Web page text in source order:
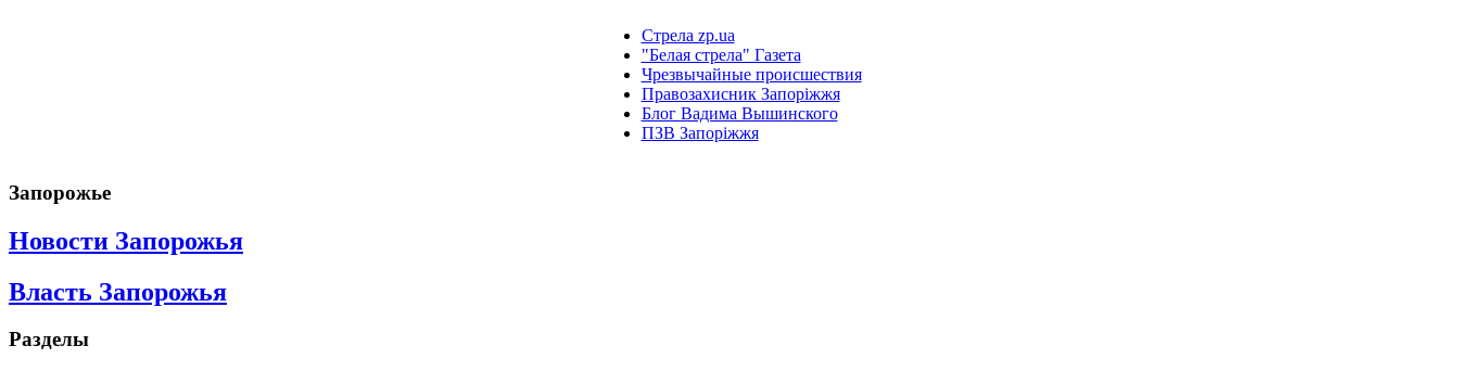
Стрела zp.ua
"Белая стрела" Газета
Чрезвычайные происшествия
Правозахисник Запоріжжя
Блог Вадима Вышинского
ПЗВ Запоріжжя
Запорожье
Новости Запорожья
Власть Запорожья
Разделы